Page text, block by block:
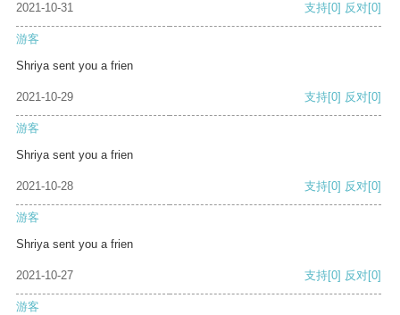
2021-10-31 支持[0] 反对[0]
游客
Shriya sent you a frien
2021-10-29 支持[0] 反对[0]
游客
Shriya sent you a frien
2021-10-28 支持[0] 反对[0]
游客
Shriya sent you a frien
2021-10-27 支持[0] 反对[0]
游客